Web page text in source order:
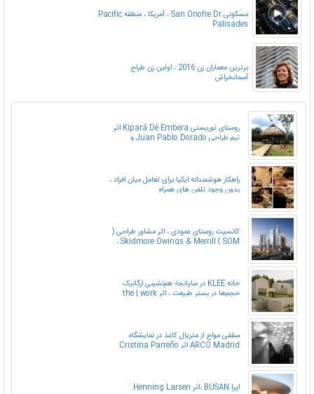
مسکونی San Onofre Dr ، آمریکا ، منطقه Pacific
Palisades
برترین معماران زن 2016 ، اولین زن طراح
آسمانخراش
روستای توریستی Kipará Dé Embera اثر
تیم طراحی Juan Pablo Dorado و
راهکار هوشمندانه ایکیا برای تعامل میان افراد ،
بدون وجود تلفن های همراه
کانسپت روستای عمودی ، اثر مشاور طراحی (
Skidmore Owings & Merrill ( SOM ،
خانه KLEE در ساپانجا؛ هم‌نشینی ارگانیک
حجم‌ها در بستر طبیعت ، اثر the | work
سقفی مواج از متریال کاغذ در نمایشگاه
ARCO Madrid اثر Cristina Parreño
اپرا BUSAN ،اثر Henning Larsen